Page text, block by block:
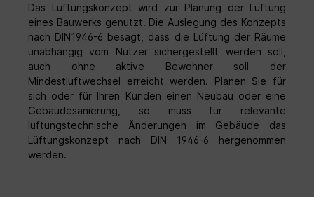
Das Lüftungskonzept wird zur Planung der Lüftung
eines Bauwerks genutzt. Die Auslegung des Konzepts
nach DIN1946-6 besagt, dass die Lüftung der Räume
unabhängig vom Nutzer sichergestellt werden soll,
auch ohne aktive Bewohner soll der
Mindestluftwechsel erreicht werden. Planen Sie für
sich oder für Ihren Kunden einen Neubau oder eine
Gebäudesanierung, so muss für relevante
lüftungstechnische Änderungen im Gebäude das
Lüftungskonzept nach DIN 1946-6 hergenommen
werden.